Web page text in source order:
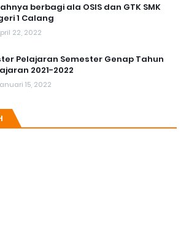
berbagi ala OSIS dan GTK SMK
1 Calang
22, 2022
Pelajaran Semester Genap Tahun
2021-2022
15, 2022